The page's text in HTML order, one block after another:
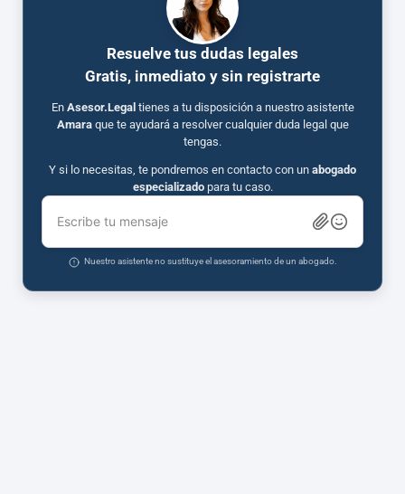
Resuelve tus dudas legales
Gratis, inmediato y sin registrarte
En Asesor.Legal tienes a tu disposición a nuestro asistente
Amaraque te ayudará a resolver cualquier duda legal que
tengas.
Y si lo necesitas, te pondremos en contacto con un abogado
especializadopara tu caso.
Escribe tu mensaje
Nuestro asistente no sustituye el asesoramiento de un abogado.